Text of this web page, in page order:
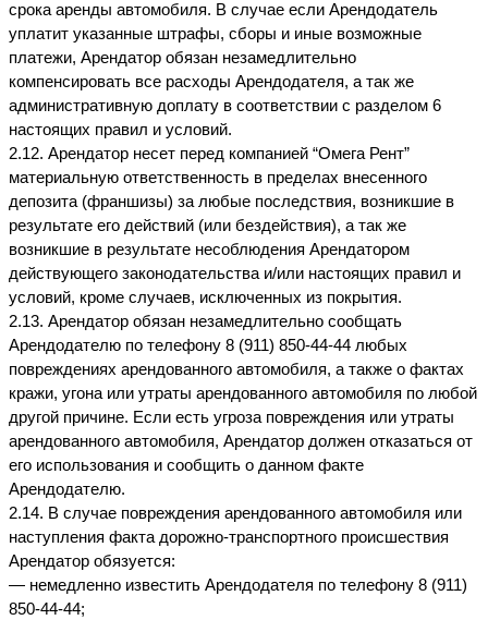
срока аренды автомобиля. В случае если Арендодатель
уплатит указанные штрафы, сборы и иные возможные
платежи, Арендатор обязан незамедлительно
компенсировать все расходы Арендодателя, а так же
административную доплату в соответствии с разделом 6
настоящих правил и условий.
2.12. Арендатор несет перед компанией “Омега Рент”
материальную ответственность в пределах внесенного
депозита (франшизы) за любые последствия, возникшие в
результате его действий (или бездействия), а так же
возникшие в результате несоблюдения Арендатором
действующего законодательства и/или настоящих правил и
условий, кроме случаев, исключенных из покрытия.
2.13. Арендатор обязан незамедлительно сообщать
Арендодателю по телефону 8 (911) 850-44-44 любых
повреждениях арендованного автомобиля, а также о фактах
кражи, угона или утраты арендованного автомобиля по любой
другой причине. Если есть угроза повреждения или утраты
арендованного автомобиля, Арендатор должен отказаться от
его использования и сообщить о данном факте
Арендодателю.
2.14. В случае повреждения арендованного автомобиля или
наступления факта дорожно-транспортного происшествия
Арендатор обязуется:
— немедленно известить Арендодателя по телефону 8 (911)
850-44-44;